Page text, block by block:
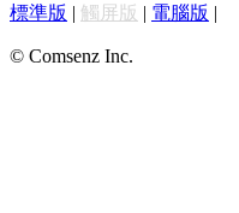
標準版 | 觸屏版 | 電腦版 |
© Comsenz Inc.